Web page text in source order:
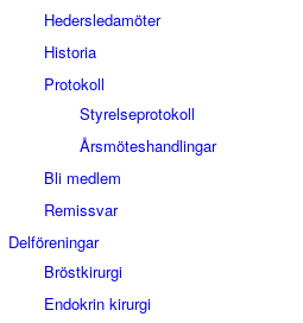
Hedersledamöter
Historia
Protokoll
Styrelseprotokoll
Årsmöteshandlingar
Bli medlem
Remissvar
Delföreningar
Bröstkirurgi
Endokrin kirurgi